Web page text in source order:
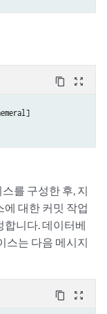
content_copy zoom_out_map
를 구성한 후, 지
대한 커밋 작업
니다. 데이터베
스는 다음 메시지
content_copy zoom_out_map